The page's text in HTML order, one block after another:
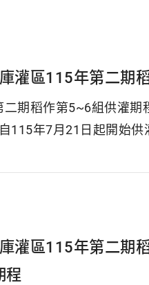
灌區115年第二期
期稻作第5~6組供灌
115年7月21日起開始供
灌區115年第二期
程